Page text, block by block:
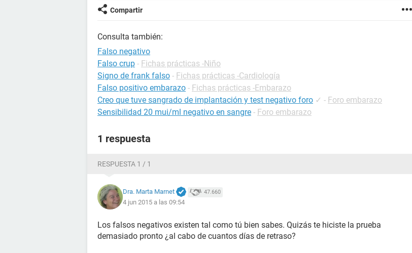
Compartir
Consulta también:
Falso negativo
Falso crup - Fichas prácticas -Niño
Signo de frank falso - Fichas prácticas -Cardiología
Falso positivo embarazo - Fichas prácticas -Embarazo
Creo que tuve sangrado de implantación y test negativo foro ✓ - Foro embarazo
Sensibilidad 20 mui/ml negativo en sangre - Foro embarazo
1 respuesta
RESPUESTA 1 / 1
Dra. Marta Marnet 47.660
4 jun 2015 a las 09:54
Los falsos negativos existen tal como tú bien sabes. Quizás te hiciste la prueba
demasiado pronto ¿al cabo de cuantos días de retraso?